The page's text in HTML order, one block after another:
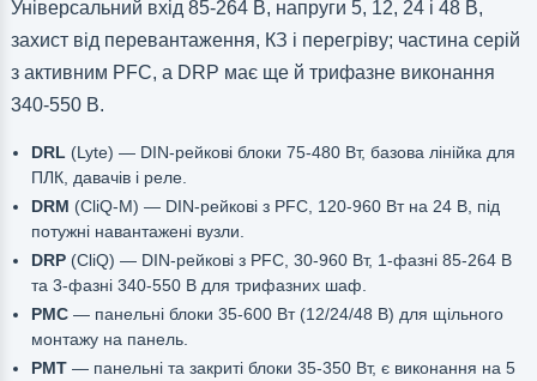
Універсальний вхід 85-264 В, напруги 5, 12, 24 і 48 В,
захист від перевантаження, КЗ і перегріву; частина серій
з активним PFC, а DRP має ще й трифазне виконання
340-550 В.
DRL(Lyte) — DIN-рейкові блоки 75-480 Вт, базова лінійка для
ПЛК, давачів і реле.
DRM (CliQ-M) — DIN-рейкові з PFC, 120-960 Вт на 24 В, під
потужні навантажені вузли.
DRP(CliQ) — DIN-рейкові з PFC, 30-960 Вт, 1-фазні 85-264 В
та 3-фазні 340-550 В для трифазних шаф.
PMC— панельні блоки 35-600 Вт (12/24/48 В) для щільного
монтажу на панель.
PMT— панельні та закриті блоки 35-350 Вт, є виконання на 5